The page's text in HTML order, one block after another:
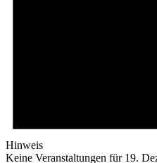
Hinweis
Keine Veranstaltungen für 19.